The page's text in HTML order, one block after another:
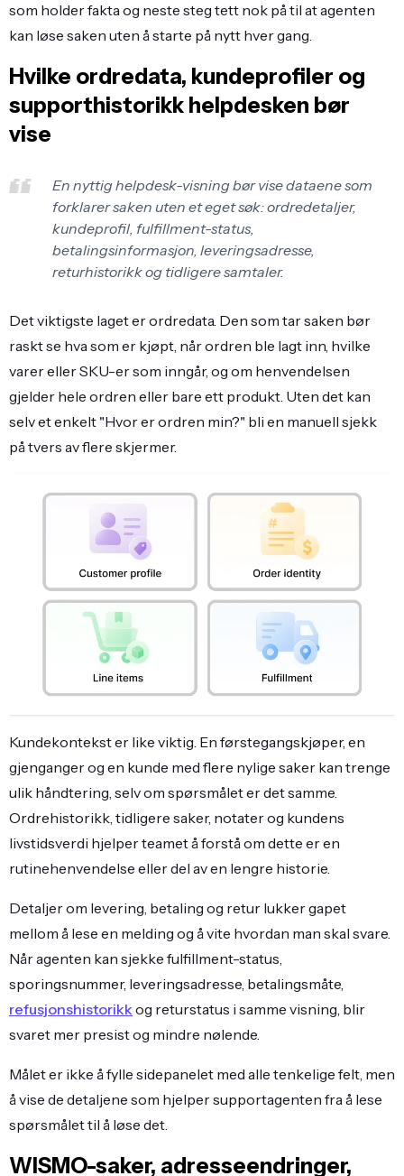
som holder fakta og neste steg tett nok på til at agenten
kan løse saken uten å starte på nytt hver gang.
Hvilke ordredata, kundeprofiler og
supporthistorikk helpdesken bør
vise
En nyttig helpdesk-visning bør vise dataene som
forklarer saken uten et eget søk: ordredetaljer,
kundeprofil, fulfillment-status,
betalingsinformasjon, leveringsadresse,
returhistorikk og tidligere samtaler.
Det viktigste laget er ordredata. Den som tar saken bør
raskt se hva som er kjøpt, når ordren ble lagt inn, hvilke
varer eller SKU-er som inngår, og om henvendelsen
gjelder hele ordren eller bare ett produkt. Uten det kan
selv et enkelt "Hvor er ordren min?" bli en manuell sjekk
på tvers av flere skjermer.
Kundekontekst er like viktig. En førstegangskjøper, en
gjenganger og en kunde med flere nylige saker kan trenge
ulik håndtering, selv om spørsmålet er det samme.
Ordrehistorikk, tidligere saker, notater og kundens
livstidsverdi hjelper teamet å forstå om dette er en
rutinehenvendelse eller del av en lengre historie.
Detaljer om levering, betaling og retur lukker gapet
mellom å lese en melding og å vite hvordan man skal svare.
Når agenten kan sjekke fulfillment-status,
sporingsnummer, leveringsadresse, betalingsmåte,
refusjonshistorikk og returstatus i samme visning, blir
svaret mer presist og mindre nølende.
Målet er ikke å fylle sidepanelet med alle tenkelige felt, men
å vise de detaljene som hjelper supportagenten fra å lese
spørsmålet til å løse det.
WISMO-saker, adresseendringer,